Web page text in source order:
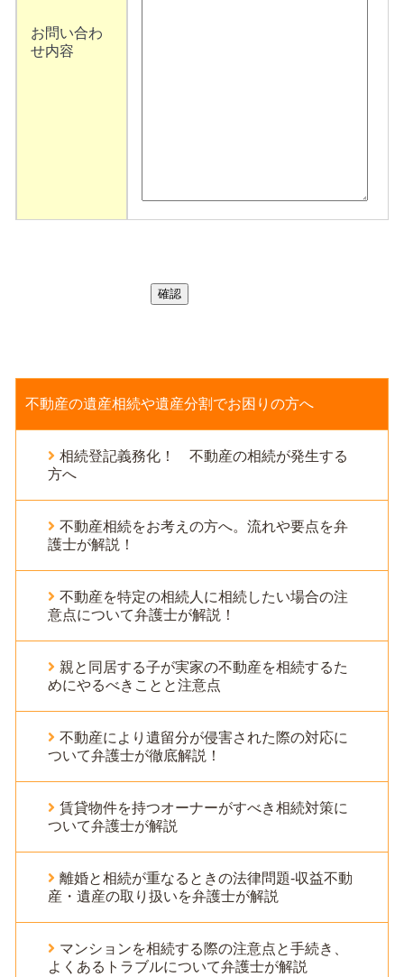
お問い合わ
せ内容
不動産の遺産相続や遺産分割でお困りの方へ
相続登記義務化！ 不動産の相続が発生する
方へ
不動産相続をお考えの方へ。流れや要点を弁
護士が解説！
不動産を特定の相続人に相続したい場合の注
意点について弁護士が解説！
親と同居する子が実家の不動産を相続するた
めにやるべきことと注意点
不動産により遺留分が侵害された際の対応に
ついて弁護士が徹底解説！
賃貸物件を持つオーナーがすべき相続対策に
ついて弁護士が解説
離婚と相続が重なるときの法律問題-収益不動
産・遺産の取り扱いを弁護士が解説
マンションを相続する際の注意点と手続き、
よくあるトラブルについて弁護士が解説